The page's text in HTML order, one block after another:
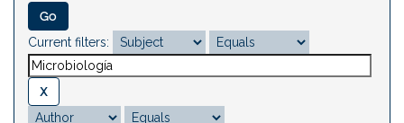
Current filters: